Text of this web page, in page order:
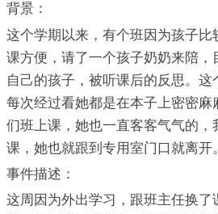
背景：
这个学期以来，有个班因为孩子比
课方便，请了一个孩子奶奶来陪
自己的孩子，被听课后的反思。这
每次经过看她都是在本子上密密
们班上课，她也一直客客气气的，
课，她也就跟到专用室门口就离开。
事件描述：
这周因为外出学习，跟班主任换了